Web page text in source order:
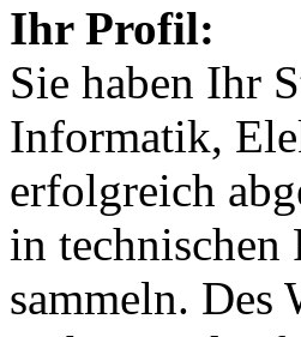
Ihr Profil:
Sie haben Ihr
Informatik,
erfolgreich
in
sammeln. Des